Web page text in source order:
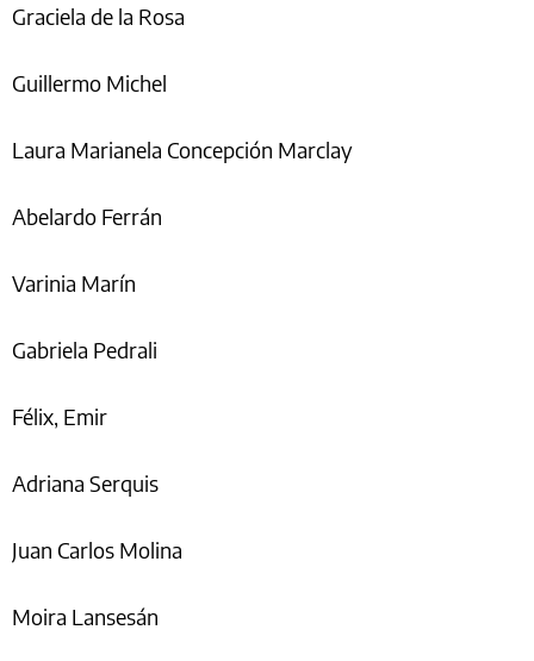
Graciela de la Rosa
Guillermo Michel
Laura Marianela Concepción Marclay
Abelardo Ferrán
Varinia Marín
Gabriela Pedrali
Félix, Emir
Adriana Serquis
Juan Carlos Molina
Moira Lansesán